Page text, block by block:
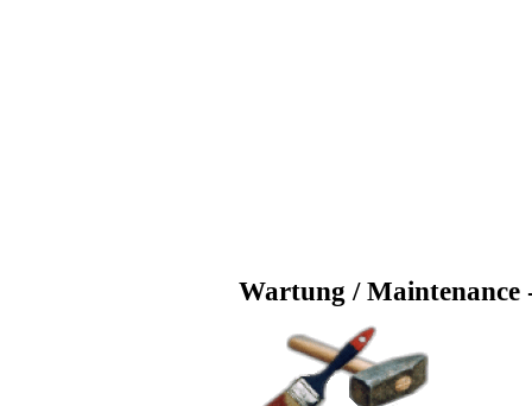
Wartung / Maintenance